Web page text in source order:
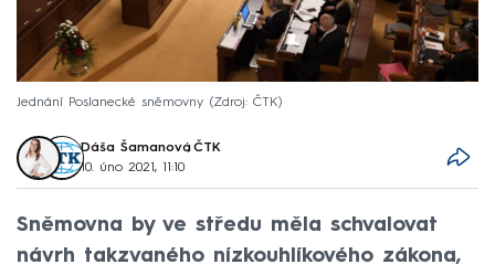
Jednání Poslanecké sněmovny Zdroj: ČTK
Dáša Šamanová, ČTK
10. úno 2021, 11:10
Sněmovna by ve středu měla schvalovat
návrh takzvaného nízkouhlíkového zákona,